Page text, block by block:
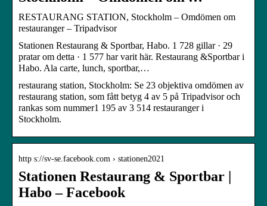
RESTAURANG STATION, Stockholm – Omdömen om
restauranger – Tripadvisor
Stationen Restaurang & Sportbar, Habo. 1 728 gillar · 29
pratar om detta · 1 577 har varit här. Restaurang &Sportbar i
Habo. Ala carte, lunch, sportbar,…
restaurang station, Stockholm: Se 23 objektiva omdömen av
restaurang station, som fått betyg 4 av 5 på Tripadvisor och
rankas som nummer1 195 av 3 514 restauranger i
Stockholm.
http s://sv-se.facebook.com › stationen2021
Stationen Restaurang & Sportbar |
Habo – Facebook